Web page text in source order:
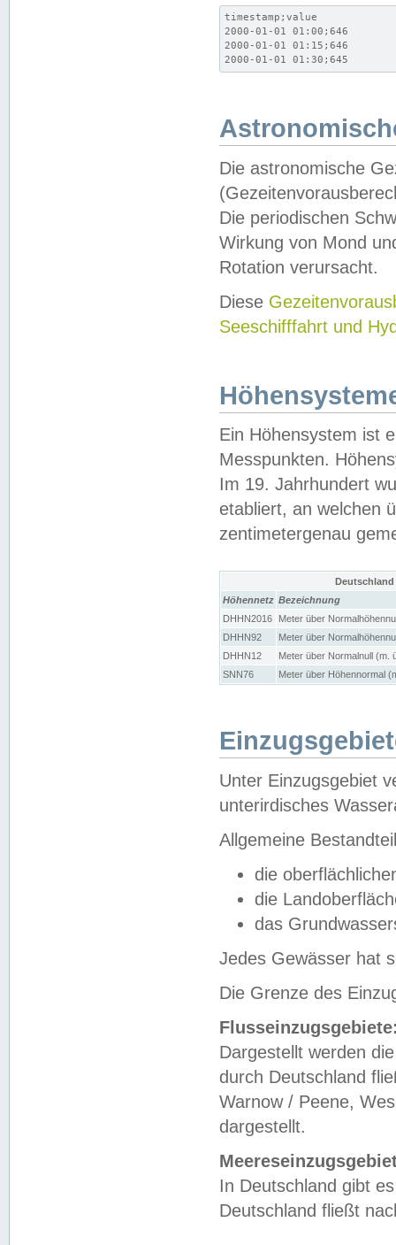
timestamp;value
2000-01-01 01:00;646
2000-01-01 01:15;646
2000-01-01 01:30;645
Die astronomische
Die periodischen
Wirkung von Mond
Rotation verursacht.
Diese
Seeschifffahrt und
Ein Höhensystem ist
Messpunkten.
Im 19. Jahrhundert
etabliert, an welchen
zentimetergenau
Höhennetz Bezeichnung
DHHN2016
Meter über
DHHN92
Meter über
DHHN12
Meter über Normalnull (m.
SNN76
Meter über Höhennormal
Unter Einzugsgebiet
unterirdisches
Allgemeine
die
die
das
Jedes Gewässer hat
Die Grenze des
Dargestellt werden
durch Deutschland
Warnow / Peene,
dargestellt.
In Deutschland gibt
Deutschland fließt